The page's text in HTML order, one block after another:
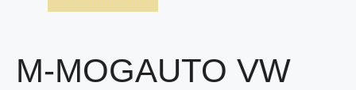
M-MOGAUTO VW